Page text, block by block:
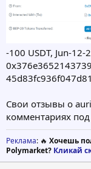
-100 USDT, Jun-
45d83fc936f047d81
Свои отзывы о
комментариях
Реклама: 🔥 Хочешь
Polymarket? Кликай